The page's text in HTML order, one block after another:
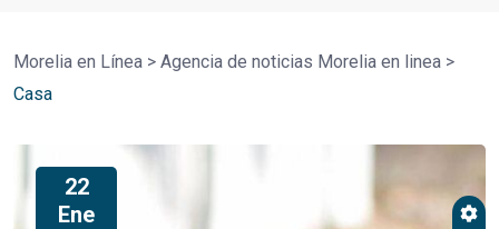
Morelia en Línea > Agencia de noticias Morelia en linea >
Casa
22
Ene